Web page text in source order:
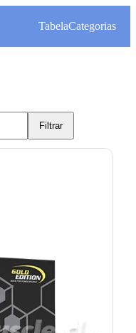
TabelaCategorias
Filtrar